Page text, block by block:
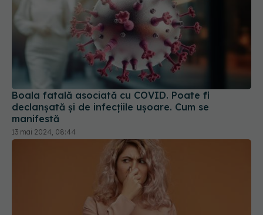
Boala fatală asociată cu COVID. Poate fi
declanșată și de infecțiile ușoare. Cum se
13 mai 2024, 08:44